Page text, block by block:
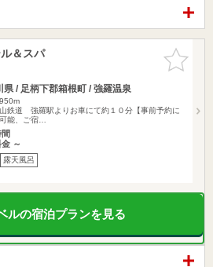
お気に入
りに追加
＆スパ
県 / 足柄下郡箱根町 / 強羅温泉
鉄道 強羅駅よりお車にて約１０分【事前予約に
能、ご宿…
～
露天風呂
ルの宿泊プランを見る